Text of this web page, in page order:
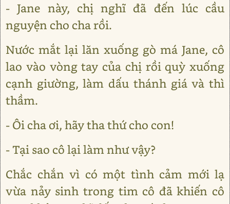
- Jane này, chị nghĩ đã đến lúc cầu
nguyện cho cha rồi.
Nước mắt lại lăn xuống gò má Jane, cô
lao vào vòng tay của chị rồi quỳ xuống
cạnh giường, làm dấu thánh giá và thì
thầm.
- Ôi cha ơi, hãy tha thứ cho con!
- Tại sao cô lại làm như vậy?
Chắc chắn vì có một tình cảm mới lạ
vừa nảy sinh trong tim cô đã khiến cô